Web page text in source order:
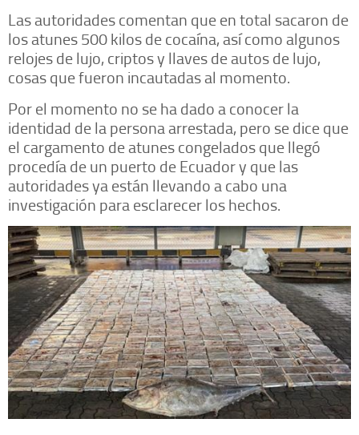
Las autoridades comentan que en total sacaron de
los atunes 500 kilos de cocaína, así como algunos
relojes de lujo, criptos y llaves de autos de lujo,
cosas que fueron incautadas al momento.
Por el momento no se ha dado a conocer la
identidad de la persona arrestada, pero se dice que
el cargamento de atunes congelados que llegó
procedía de un puerto de Ecuador y que las
autoridades ya están llevando a cabo una
investigación para esclarecer los hechos.